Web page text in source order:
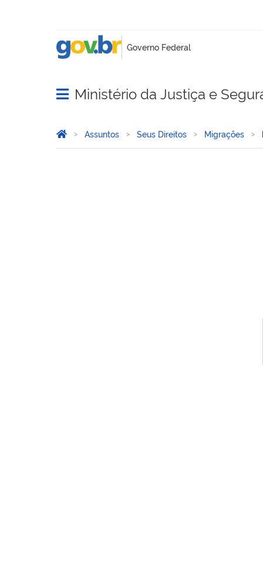
Abrir menu principal de navegação
Ministério da Justiça e
Você está aqui:
Página Inicial
Assuntos Seus Direitos Migrações